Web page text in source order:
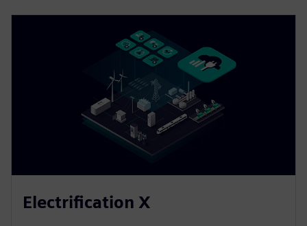
Electrification X